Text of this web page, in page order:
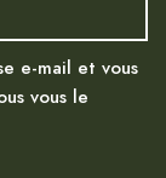
e-mail et vous
vous le